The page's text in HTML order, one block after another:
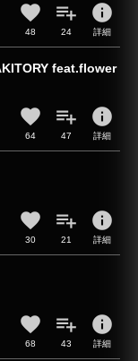
48 24
info
詳細
feat.flower
64 47
info
詳細
30 21
info
詳細
68 43
info
詳細